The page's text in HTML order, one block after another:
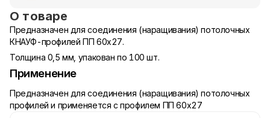
О товаре
Предназначен для соединения (наращивания) потолочных
КНАУФ-профилей ПП 60х27.
Толщина 0,5 мм, упакован по 100 шт.
Применение
Предназначен для соединения (наращивания) потолочных
профилей и применяется с профилем ПП 60х27